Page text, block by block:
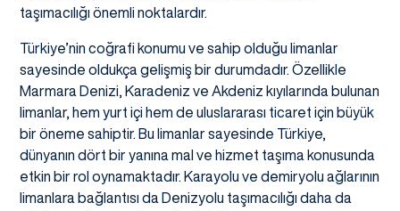
taşımacılığı önemli noktalardır.
Türkiye’nin coğrafi konumu ve sahip olduğu limanlar
sayesinde oldukça gelişmiş bir durumdadır. Özellikle
Marmara Denizi, Karadeniz ve Akdeniz kıyılarında bulunan
limanlar, hem yurt içi hem de uluslararası ticaret için büyük
bir öneme sahiptir. Bu limanlar sayesinde Türkiye,
dünyanın dört bir yanına mal ve hizmet taşıma konusunda
etkin bir rol oynamaktadır. Karayolu ve demiryolu ağlarının
limanlara bağlantısı da Denizyolu taşımacılığı daha da